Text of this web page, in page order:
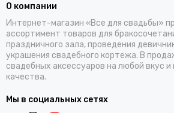
О компании
Интернет-магазин «Все для свадьбы»
ассортимент товаров для
праздничного зала, проведения
украшения свадебного кортежа. В
свадебных аксессуаров на любой вкус и
качества.
Мы в социальных сетях